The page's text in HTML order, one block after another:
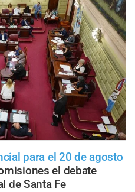
para el 20 de agosto
el debate
de Santa Fe